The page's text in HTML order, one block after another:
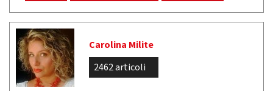
Carolina Milite
2462 articoli